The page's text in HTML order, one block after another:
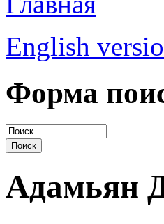
English
Форма
Адамьян